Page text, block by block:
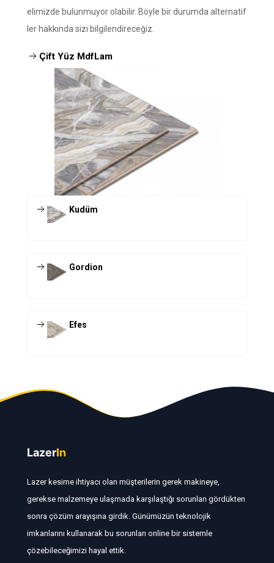
elimizde bulunmuyor olabilir. Böyle bir durumda alternatif
ler hakkında sizi bilgilendireceğiz.
Çift Yüz MdfLam
Kudüm
Gordion
Efes
LazerIn
Lazer kesime ihtiyacı olan müşterilerin gerek makineye,
gerekse malzemeye ulaşmada karşılaştığı sorunları gördükten
sonra çözüm arayışına girdik. Günümüzün teknolojik
imkanlarını kullanarak bu sorunları online bir sistemle
çözebileceğimizi hayal ettik.